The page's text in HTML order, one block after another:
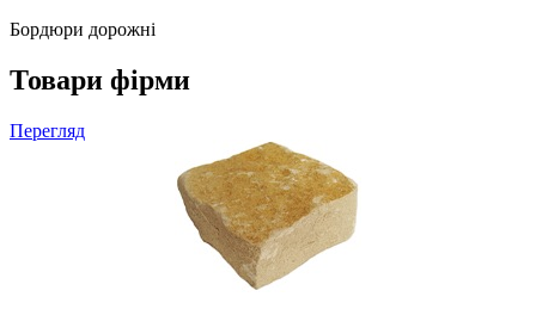
Бордюри дорожні
Товари фірми
Перегляд